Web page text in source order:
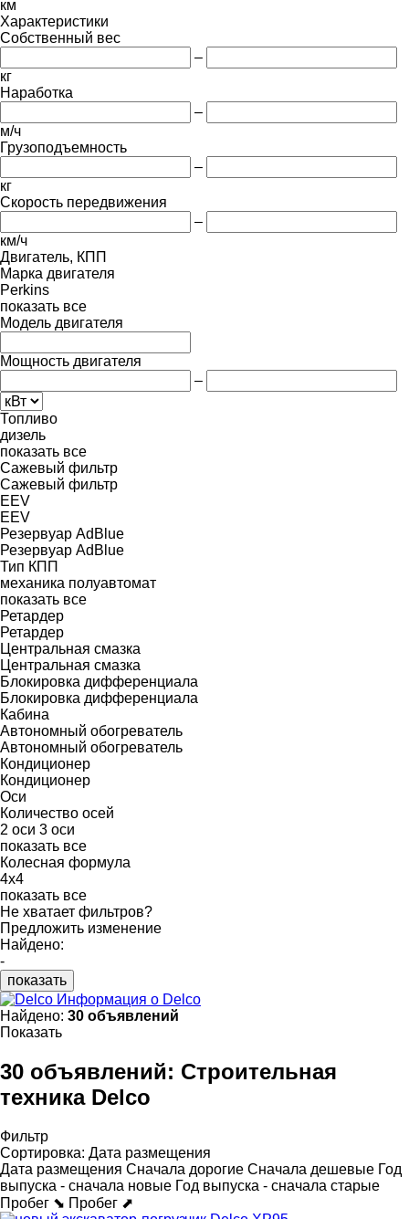
км
Характеристики
Собственный вес
–
кг
Наработка
–
м/ч
Грузоподъемность
–
кг
Скорость передвижения
–
км/ч
Двигатель, КПП
Марка двигателя
Perkins
показать все
Модель двигателя
Мощность двигателя
–
Топливо
дизель
показать все
Сажевый фильтр
Сажевый фильтр
EEV
EEV
Резервуар AdBlue
Резервуар AdBlue
Тип КПП
механика полуавтомат
показать все
Ретардер
Ретардер
Центральная смазка
Центральная смазка
Блокировка дифференциала
Блокировка дифференциала
Кабина
Автономный обогреватель
Автономный обогреватель
Кондиционер
Кондиционер
Оси
Количество осей
2 оси 3 оси
показать все
Колесная формула
4x4
показать все
Не хватает фильтров?
Предложить изменение
Найдено:
-
показать
Информация о Delco
Найдено: 30 объявлений
Показать
30 объявлений: Строительная
техника Delco
Фильтр
Сортировка: Дата размещения
Дата размещения Сначала дорогие Сначала дешевые Год
выпуска - сначала новые Год выпуска - сначала старые
Пробег ⬊ Пробег ⬈